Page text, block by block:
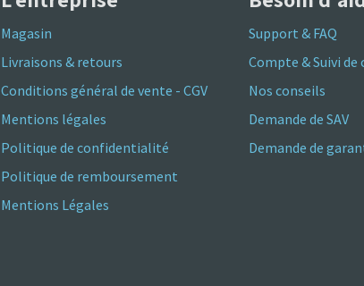
Magasin
Livraisons & retours
Conditions général de vente - CGV
Mentions légales
Politique de confidentialité
Politique de remboursement
Mentions Légales
Support & FAQ
Compte & Suivi de
Nos conseils
Demande de SAV
Demande de